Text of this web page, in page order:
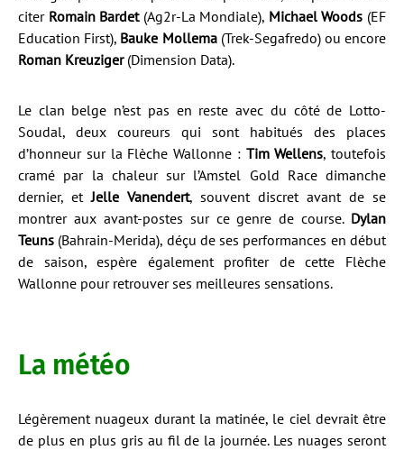
citer Romain Bardet(Ag2r-La Mondiale), Michael Woods (EF
Education First), Bauke Mollema(Trek-Segafredo) ou encore
Roman Kreuziger(Dimension Data).
Le clan belge n’est pas en reste avec du côté de Lotto-
Soudal, deux coureurs qui sont habitués des places
d’honneur sur la Flèche Wallonne : Tim Wellens, toutefois
cramé par la chaleur sur l’Amstel Gold Race dimanche
dernier, etJelle Vanendert, souvent discret avant de se
montrer aux avant-postes sur ce genre de course. Dylan
Teuns (Bahrain-Merida), déçu de ses performances en début
de saison, espère également profiter de cette Flèche
Wallonne pour retrouver ses meilleures sensations.
La météo
Légèrement nuageux durant la matinée, le ciel devrait être
de plus en plus gris au fil de la journée. Les nuages seront